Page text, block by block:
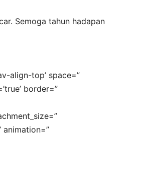
Semoga tahun hadapan
align-top’ space=”
border=”
animation=”